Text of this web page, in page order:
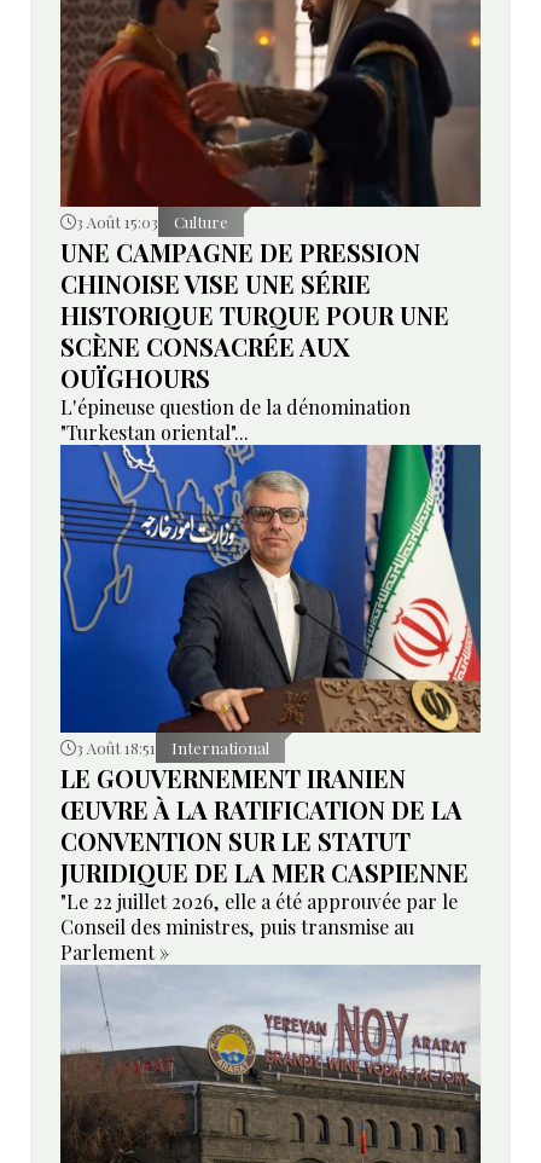
3 Août 15:03 Culture
UNE CAMPAGNE DE PRESSION
CHINOISE VISE UNE SÉRIE
HISTORIQUE TURQUE POUR UNE
SCÈNE CONSACRÉE AUX
OUÏGHOURS
L'épineuse question de la dénomination
"Turkestan oriental"...
3 Août 18:51 International
LE GOUVERNEMENT IRANIEN
ŒUVRE À LA RATIFICATION DE LA
CONVENTION SUR LE STATUT
JURIDIQUE DE LA MER CASPIENNE
"Le 22 juillet 2026, elle a été approuvée par le
Conseil des ministres, puis transmise au
Parlement »